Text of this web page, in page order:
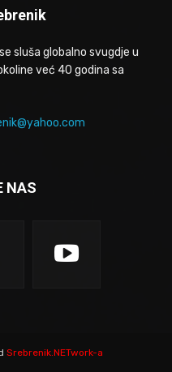
sluša globalno svugdje u
već 40 godina sa
NAS
Srebrenik.NETwork-a